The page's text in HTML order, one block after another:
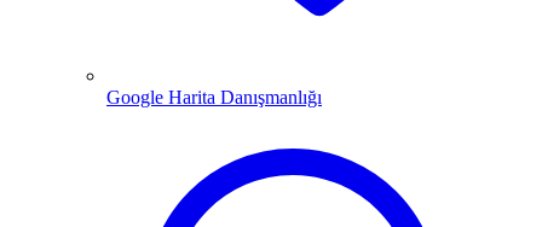
Google Harita Danışmanlığı